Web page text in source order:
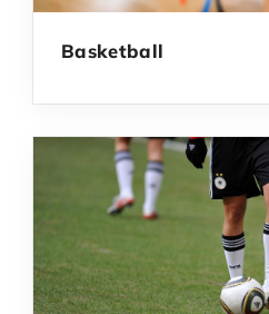
Basketball